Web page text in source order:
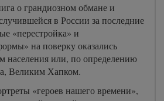
о грандиозном обмане и
в России за последние
«перестройка» и
на поверку оказались
населения или, по определению
Великим Хапком.
«героев нашего времени»,